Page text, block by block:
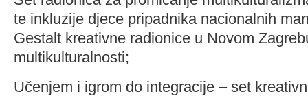
te inkluzije djece pripadnika nacionalnih
Gestalt kreativne radionice u Novom
multikulturalnosti;
Učenjem i igrom do integracije – set